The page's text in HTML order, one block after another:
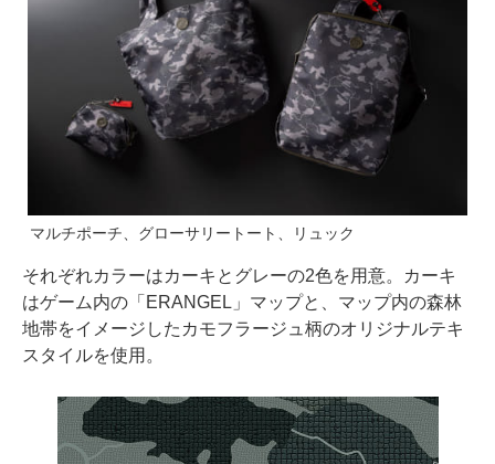
マルチポーチ、グローサリートート、リュック
それぞれカラーはカーキとグレーの2色を用意。カーキ
はゲーム内の「ERANGEL」マップと、マップ内の森林
地帯をイメージしたカモフラージュ柄のオリジナルテキ
スタイルを使用。